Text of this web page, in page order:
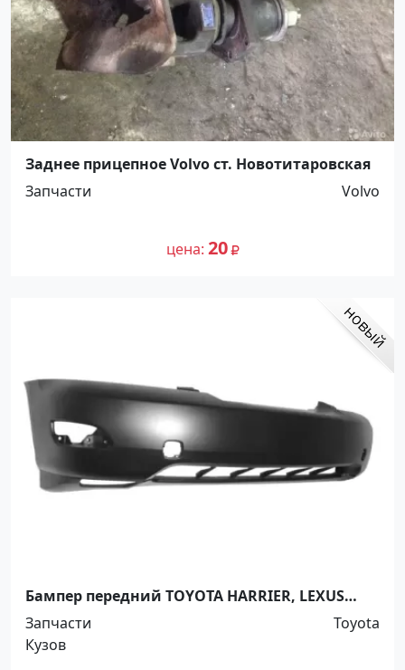
Заднее прицепное Volvo ст. Новотитаровская
Запчасти
Volvo
цена 20
Бампер передний TOYOTA HARRIER, LEXUS
RX330 2003-2008 Краснодар
Запчасти
Toyota
Кузов